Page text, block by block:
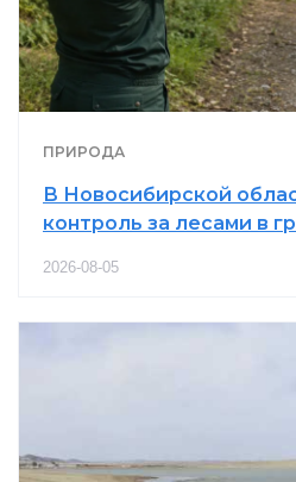
ПРИРОДА
В Новосибирской
контроль за лесами в
2026-08-05